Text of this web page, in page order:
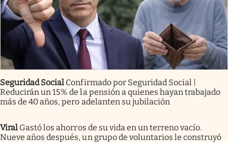
Seguridad Social Confirmado por Seguridad Social |
Reducirán un 15% de la pensión a quienes hayan trabajado
más de 40 años, pero adelanten su jubilación
Viral Gastó los ahorros de su vida en un terreno vacío.
Nueve años después, un grupo de voluntarios le construyó